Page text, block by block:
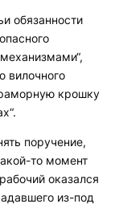
обязанности
вилочного
крошку
поручение,
то момент
оказался
из-под